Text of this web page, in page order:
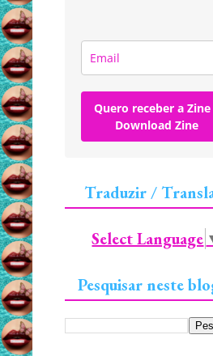
Quero receber a
Download Zine
Traduzir /
Select Language
Pesquisar neste